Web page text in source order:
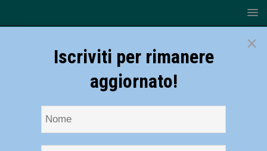
×
Iscriviti per rimanere
aggiornato!